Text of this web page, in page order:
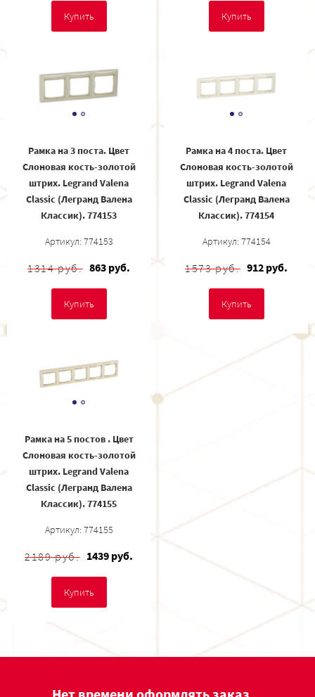
Купить Купить
Рамка на 3 поста. Цвет
Слоновая кость-золотой
штрих. Legrand Valena
Classic (Легранд Валена
Классик). 774153
Артикул: 774153
1314 руб. 863 руб.
Купить
Рамка на 4 поста. Цвет
Слоновая кость-золотой
штрих. Legrand Valena
Classic (Легранд Валена
Классик). 774154
Артикул: 774154
1573 руб. 912 руб.
Купить
Рамка на 5 постов . Цвет
Слоновая кость-золотой
штрих. Legrand Valena
Classic (Легранд Валена
Классик). 774155
Артикул: 774155
2189 руб. 1439 руб.
Купить